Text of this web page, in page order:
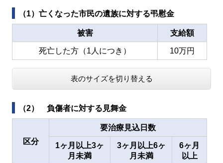
（1）亡くなった市民の遺族に対する弔慰金
被害 支給額
死亡した方（1人につき） 10万円
表のサイズを切り替える
（2） 負傷者に対する見舞金
区分
要治療見込日数
1ヶ月以上3ヶ
月未満
3ヶ月以上6ヶ
月未満
6ヶ月
以上